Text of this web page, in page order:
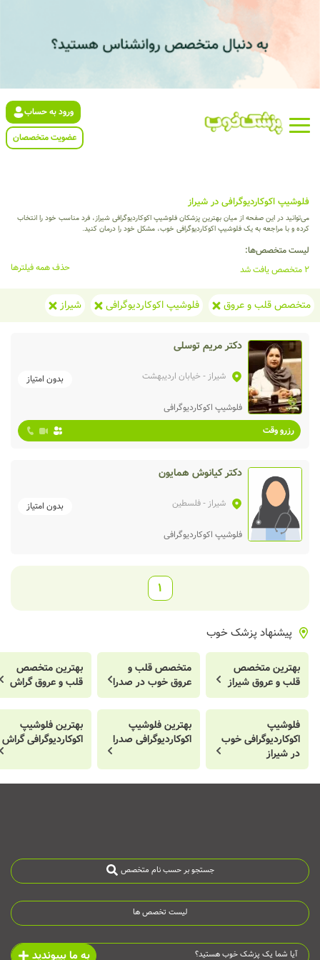
ورود به حساب
عضویت متخصصان
فلوشیپ اکوکاردیوگرافی در شیراز
می‌توانید در این صفحه از میان بهترین پزشکان فلوشیپ اکوکاردیوگرافی شیراز، فرد مناسب خود را انتخاب
کرده و با مراجعه به یک فلوشیپ اکوکاردیوگرافی خوب، مشکل خود را درمان کنید.
لیست متخصص‌ها:
2 متخصص یافت شد
حذف همه فیلترها
متخصص قلب و عروق فلوشیپ اکوکاردیوگرافی شیراز
دکتر مریم توسلی
شیراز - خیابان اردیبهشت بدون امتیاز
فلوشیپ اکوکاردیوگرافی
رزرو وقت
دکتر کیانوش همایون
شیراز - فلسطین بدون امتیاز
فلوشیپ اکوکاردیوگرافی
1
پیشنهاد پزشک خوب
بهترین متخصص
قلب و عروق شیراز
متخصص قلب و
عروق خوب در صدرا
بهترین متخصص
قلب و عروق گراش
فلوشیپ
اکوکاردیوگرافی خوب
در شیراز
بهترین فلوشیپ
اکوکاردیوگرافی صدرا
بهترین فلوشیپ
اکوکاردیوگرافی گراش
جستجو بر حسب نام متخصص
لیست تخصص ها
آیا شما یک پزشک خوب هستید؟ به ما بپیوندید